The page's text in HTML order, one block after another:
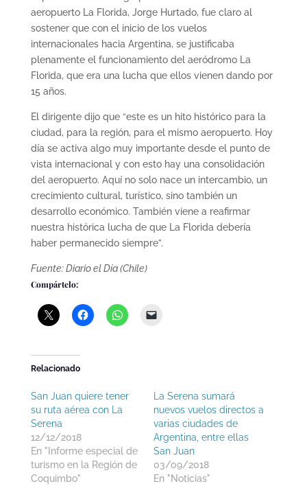
aeropuerto La Florida, Jorge Hurtado, fue claro al
sostener que con el inicio de los vuelos
internacionales hacia Argentina, se justificaba
plenamente el funcionamiento del aeródromo La
Florida, que era una lucha que ellos vienen dando por
15 años.
El dirigente dijo que “este es un hito histórico para la
ciudad, para la región, para el mismo aeropuerto. Hoy
día se activa algo muy importante desde el punto de
vista internacional y con esto hay una consolidación
del aeropuerto. Aquí no solo nace un intercambio, un
crecimiento cultural, turístico, sino también un
desarrollo económico. También viene a reafirmar
nuestra histórica lucha de que La Florida debería
haber permanecido siempre”.
Fuente: Diario el Día (Chile)
Compártelo:
Relacionado
San Juan quiere tener
su ruta aérea con La
Serena
12/12/2018
En "Informe especial de
turismo en la Región de
Coquimbo"
La Serena sumará
nuevos vuelos directos a
varias ciudades de
Argentina, entre ellas
San Juan
03/09/2018
En "Noticias"